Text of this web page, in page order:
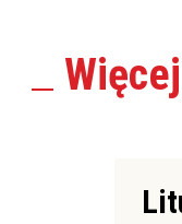
Więcej